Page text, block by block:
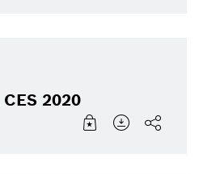
2020